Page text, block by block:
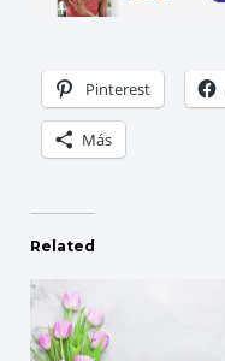
Pinterest
Más
Related